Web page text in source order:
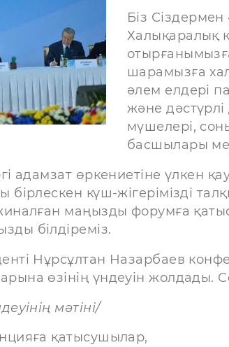
Біз
Халықаралық
шарамызға
әлем елдері
және
мүшелері,
басшылары
адамзат өркениетіне үлкен
бірлескен күш-жігерімізді
маңызды форумға
білдіреміз.
Нұрсұлтан Назарбаев
өзінің үндеуін жолдады.
мәтіні/
қатысушылар,